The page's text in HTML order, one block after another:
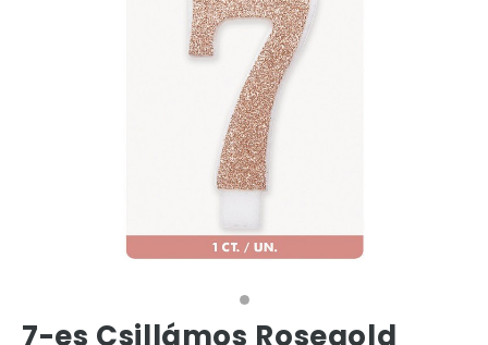
7-es Csillámos Rosegold